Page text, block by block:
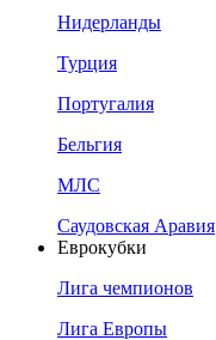
Нидерланды
Турция
Португалия
Бельгия
МЛС
Саудовская Аравия
Еврокубки
Лига чемпионов
Лига Европы